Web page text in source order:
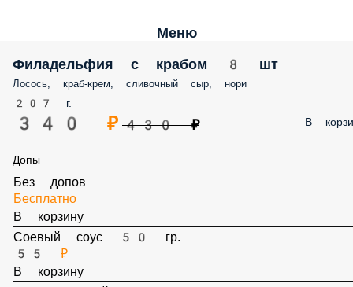
Меню
Филадельфия с крабом 8 шт
Лосось, краб-крем, сливочный сыр, нори
207 г.
340 ₽ 430 ₽ В
Допы
Без допов
Бесплатно
В корзину
Соевый соус 50 гр.
55 ₽